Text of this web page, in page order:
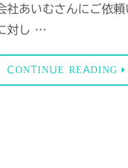
社あいむさんにご依
対し …
CONTINUE READING